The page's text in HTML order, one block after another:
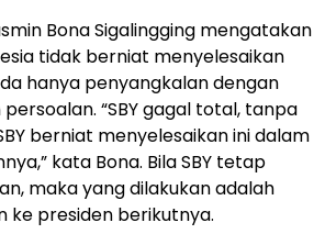
Bona Sigalingging mengatakan
tidak berniat menyelesaikan
hanya penyangkalan dengan
“SBY gagal total, tanpa
berniat menyelesaikan ini dalam
kata Bona. Bila SBY tetap
maka yang dilakukan adalah
ke presiden berikutnya.